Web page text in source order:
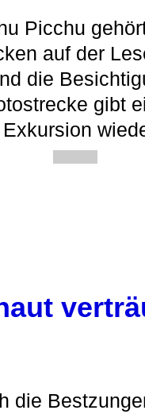
Picchu
auf der
die
gibt
Exkursion
die